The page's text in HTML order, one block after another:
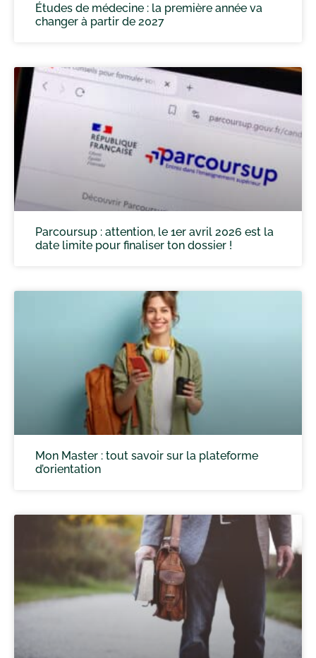
Études de médecine : la première année va
changer à partir de 2027
Parcoursup : attention, le 1er avril 2026 est la
date limite pour finaliser ton dossier !
Mon Master : tout savoir sur la plateforme
d’orientation